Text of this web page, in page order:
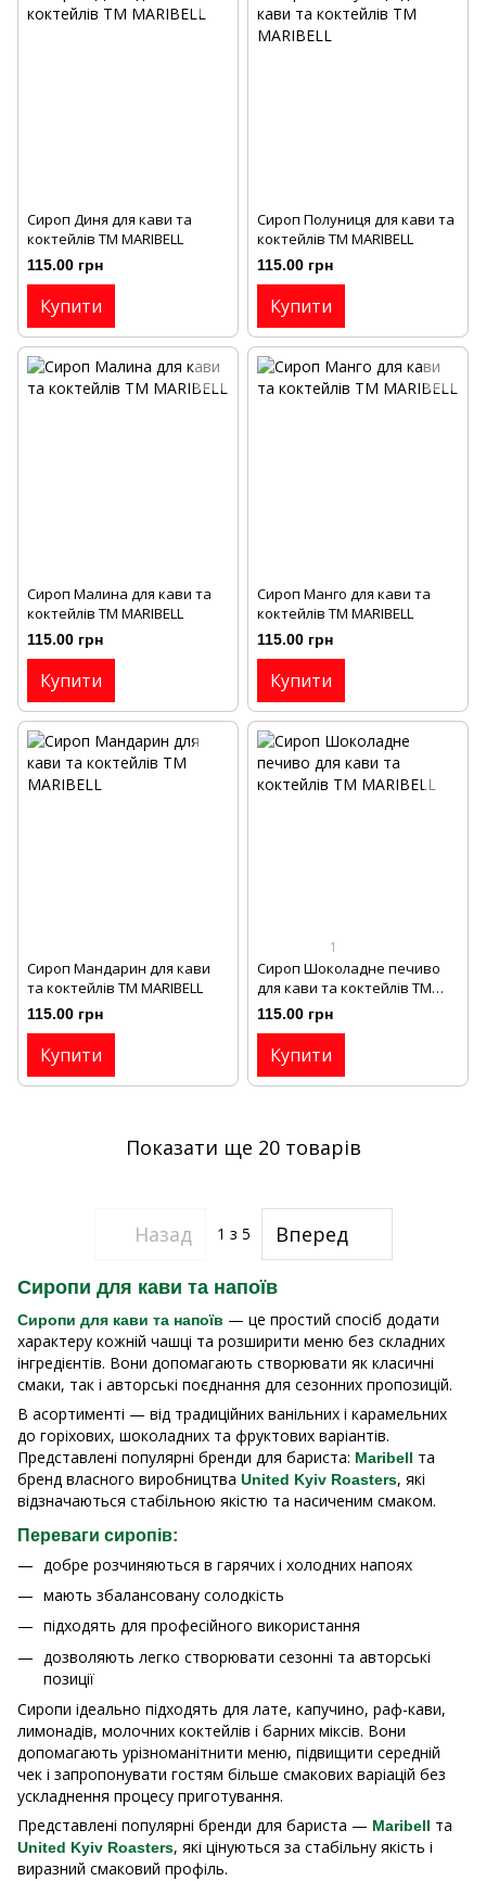
Сироп Диня для кави та
коктейлів ТМ MARIBELL
115.00 грн
Купити
Сироп Полуниця для кави та
коктейлів ТМ MARIBELL
115.00 грн
Купити
Сироп Малина для кави та
коктейлів ТМ MARIBELL
115.00 грн
Купити
Сироп Манго для кави та
коктейлів ТМ MARIBELL
115.00 грн
Купити
Сироп Мандарин для кави
та коктейлів ТМ MARIBELL
115.00 грн
Купити
1
Сироп Шоколадне печиво
для кави та коктейлів ТМ
MARIBELL
115.00 грн
Купити
Показати ще 20 товарів
Назад 1 з 5 Вперед
Сиропи для кави та напоїв
Сиропи для кави та напоїв — це простий спосіб додати
характеру кожній чашці та розширити меню без складних
інгредієнтів. Вони допомагають створювати як класичні
смаки, так і авторські поєднання для сезонних пропозицій.
В асортименті — від традиційних ванільних і карамельних
до горіхових, шоколадних та фруктових варіантів.
Представлені популярні бренди для бариста: Maribell та
бренд власного виробництва United Kyiv Roasters, які
відзначаються стабільною якістю та насиченим смаком.
Переваги сиропів:
добре розчиняються в гарячих і холодних напоях
мають збалансовану солодкість
підходять для професійного використання
дозволяють легко створювати сезонні та авторські
позиції
Сиропи ідеально підходять для лате, капучино, раф-кави,
лимонадів, молочних коктейлів і барних міксів. Вони
допомагають урізноманітнити меню, підвищити середній
чек і запропонувати гостям більше смакових варіацій без
ускладнення процесу приготування.
Представлені популярні бренди для бариста — Maribell та
United Kyiv Roasters, які цінуються за стабільну якість і
виразний смаковий профіль.